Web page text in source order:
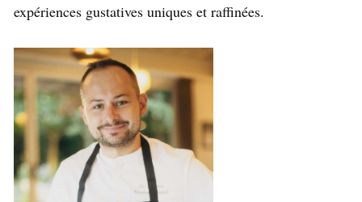
expériences gustatives uniques et raffinées.